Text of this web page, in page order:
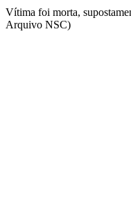
Vítima foi morta,
Arquivo NSC)